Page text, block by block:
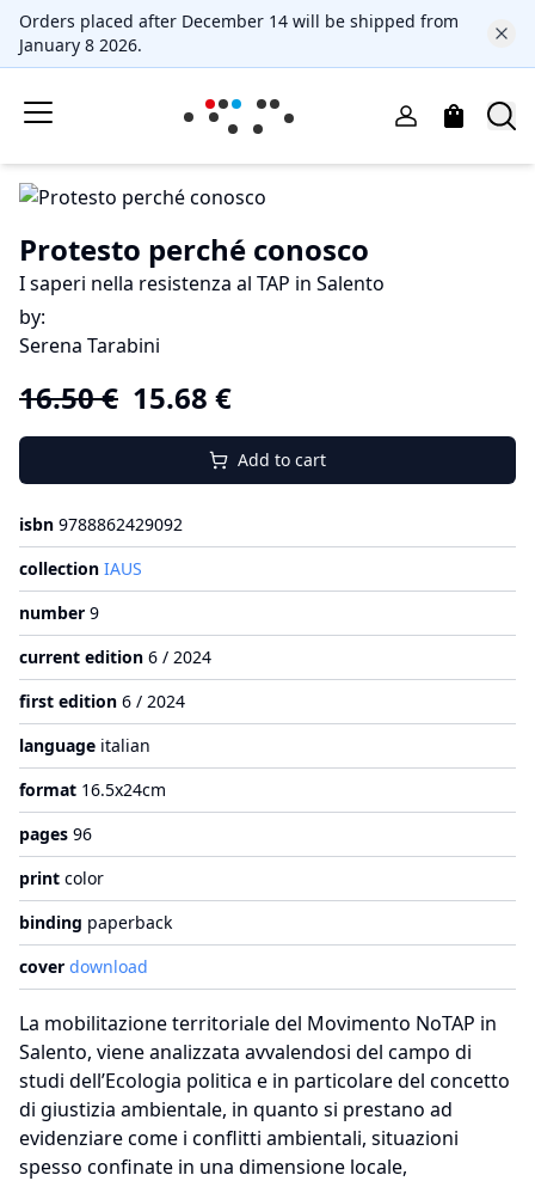
Orders placed after December 14 will be shipped from
January 8 2026.
Protesto perché conosco
I saperi nella resistenza al TAP in Salento
by:
Serena Tarabini
16.50€ 15.68 €
Add to cart
isbn 9788862429092
collection IAUS
number 9
current edition 6 / 2024
first edition 6 / 2024
language italian
format 16.5x24cm
pages 96
print color
binding paperback
cover download
La mobilitazione territoriale del Movimento NoTAP in
Salento, viene analizzata avvalendosi del campo di
studi dell’Ecologia politica e in particolare del concetto
di giustizia ambientale, in quanto si prestano ad
evidenziare come i conflitti ambientali, situazioni
spesso confinate in una dimensione locale,